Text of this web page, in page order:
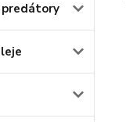
predátory